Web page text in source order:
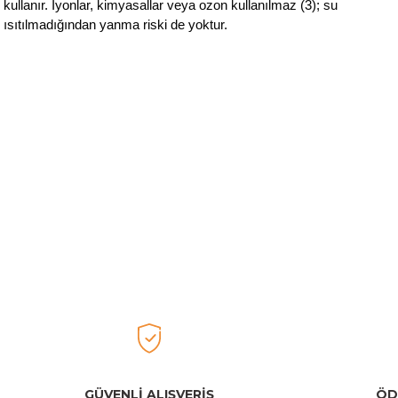
kullanır. İyonlar, kimyasallar veya ozon kullanılmaz (3); su
ısıtılmadığından yanma riski de yoktur.
GÜVENLİ ALIŞVERİŞ